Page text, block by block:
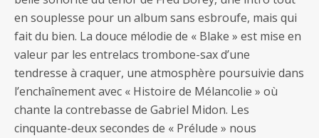
en souplesse pour un album sans esbroufe, mais qui
fait du bien. La douce mélodie de « Blake » est mise en
valeur par les entrelacs trombone-sax d’une
tendresse à craquer, une atmosphère poursuivie dans
l’enchaînement avec « Histoire de Mélancolie » où
chante la contrebasse de Gabriel Midon. Les
cinquante-deux secondes de « Prélude » nous